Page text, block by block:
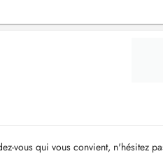
vous qui vous convient, n'hésitez